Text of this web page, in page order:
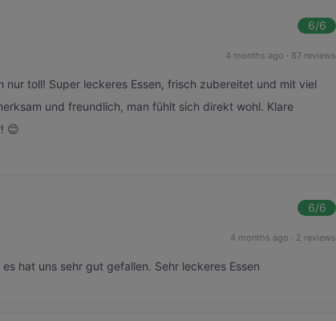
6/6
4 months ago · 87 reviews
nur toll! Super leckeres Essen, frisch zubereitet und mit viel
und freundlich, man fühlt sich direkt wohl. Klare
😊
6/6
4 months ago · 2 reviews
hat uns sehr gut gefallen. Sehr leckeres Essen